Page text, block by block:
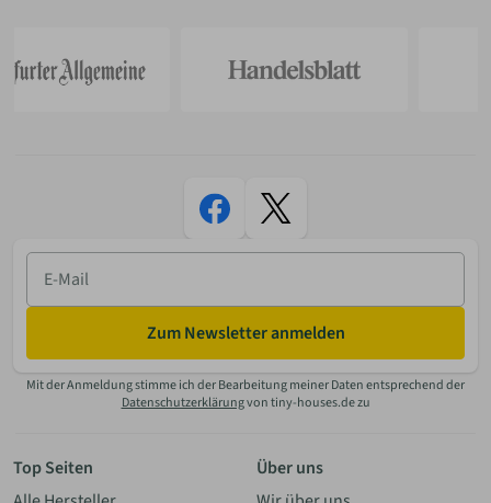
E-
Mail
Zum Newsletter anmelden
Mit der Anmeldung stimme ich der Bearbeitung meiner Daten entsprechend der
Datenschutzerklärungvon tiny-houses.de zu
Top Seiten
Über uns